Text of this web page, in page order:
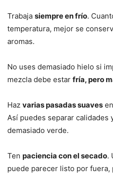
Trabaja siempre en frío.
temperatura, mejor se
aromas.
No uses demasiado hielo si
mezcla debe estar fría, pero
Haz varias pasadas suaves
Así puedes separar calidades
demasiado verde.
Ten paciencia con el secado.
puede parecer listo por fuera,